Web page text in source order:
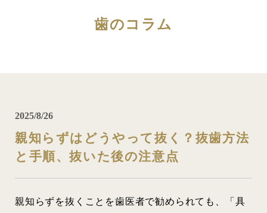
歯のコラム
2025/8/26
親知らずはどうやって抜く？抜歯方法
と手順、抜いた後の注意点
親知らずを抜くことを歯医者で勧められても、「具